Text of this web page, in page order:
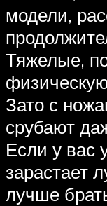
модели,
Тяжелые,
Зато с
срубают
Если у вас
зарастает
лучше